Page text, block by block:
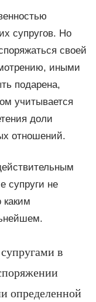
супругов. Но
своей
иными
подарена,
учитывается
доли
отношений.
супруги не
в
определенной